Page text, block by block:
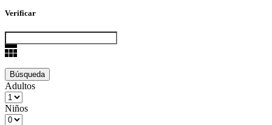
Verificar
Adultos
Niños